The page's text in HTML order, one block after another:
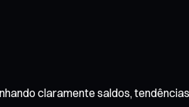
claramente saldos,